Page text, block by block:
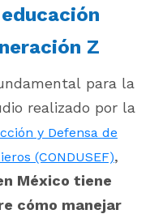
Z
para la
realizado por la
y Defensa de
(CONDUSEF),
México tiene
cómo manejar